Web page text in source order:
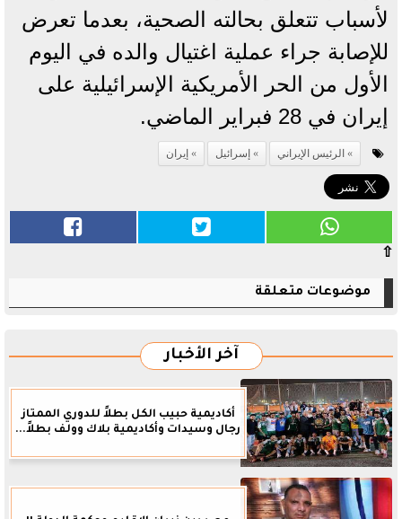
لأسباب تتعلق بحالته الصحية، بعدما تعرض
للإصابة جراء عملية اغتيال والده في اليوم
الأول من الحر الأمريكية الإسرائيلية على
إيران في 28 فبراير الماضي.
الرئيس الإيراني إسرائيل إيران
⇧
موضوعات متعلقة
آخر الأخبار
أكاديمية حبيب الكل بطلاً للدوري الممتاز
رجال وسيدات وأكاديمية بلاك وولف بطلاً...